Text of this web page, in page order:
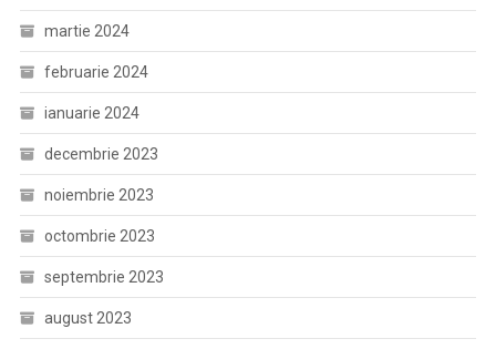
martie 2024
februarie 2024
ianuarie 2024
decembrie 2023
noiembrie 2023
octombrie 2023
septembrie 2023
august 2023